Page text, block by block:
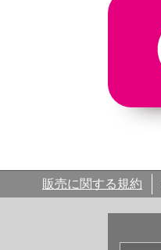
販売に関する規約